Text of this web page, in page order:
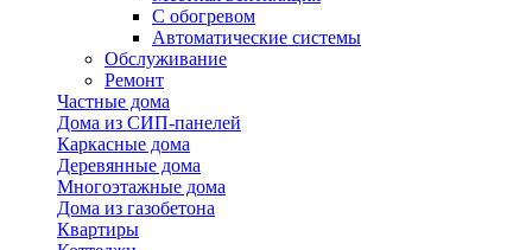
С обогревом
Автоматические системы
Обслуживание
Ремонт
Частные дома
Дома из СИП-панелей
Каркасные дома
Деревянные дома
Многоэтажные дома
Дома из газобетона
Квартиры